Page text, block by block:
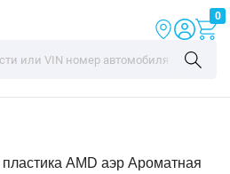
0
AMD аэр Ароматная